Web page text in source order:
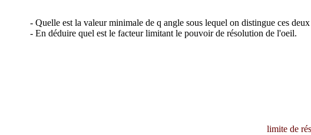
- Quelle est la valeur minimale de q angle sous lequel on distingue ces
- En déduire quel est le facteur limitant le pouvoir de résolution de l'oeil.
limite de